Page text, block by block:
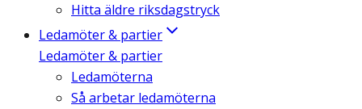
Hitta äldre riksdagstryck
Ledamöter & partier
Ledamöter & partier
Ledamöterna
Så arbetar ledamöterna